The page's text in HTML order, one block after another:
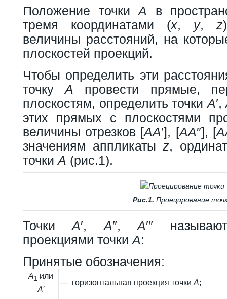
Положение точкиА в
тремя координатами (x, y, z
величины расстояний, на
плоскостей проекций.
Чтобы определить эти
точкуА провести прямые,
плоскостям, определить точки А′,
этих прямых с плоскостями
величины отрезков [АA′], [АA″], [
значениям аппликатыz,
точки А (рис.1).
Рис.1. Проецирование
ТочкиА′, А″,А′″
проекциями точки А:
Принятые обозначения:
А1 или
А′
— горизонтальная проекция точки А;